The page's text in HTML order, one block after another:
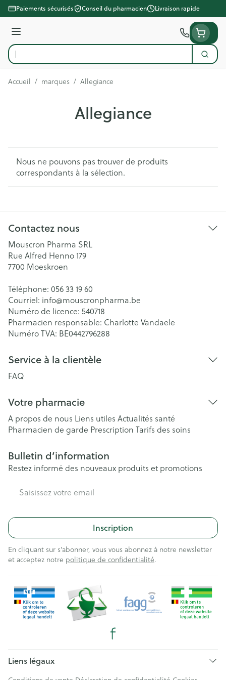
Aller au contenu
Paiements sécurisés Conseil du pharmacien Livraison rapide
Menu
Rechercher
Accueil / marques / Allegiance
Allegiance
Nous ne pouvons pas trouver de produits
correspondants à la sélection.
Contactez nous
Mouscron Pharma SRL
Rue Alfred Henno 179
7700 Moeskroen
Téléphone: 056 33 19 60
Courriel: info@mouscronpharma.be
Numéro de licence: 540718
Pharmacien responsable: Charlotte Vandaele
Numéro TVA: BE0442796288
Service à la clientèle
FAQ
Votre pharmacie
A propos de nous Liens utiles Actualités santé
Pharmacien de garde Prescription Tarifs des soins
Bulletin d’information
Restez informé des nouveaux produits et promotions
Inscription
En cliquant sur s'abonner, vous vous abonnez à notre newsletter
et acceptez notre politique de confidentialité.
Liens légaux